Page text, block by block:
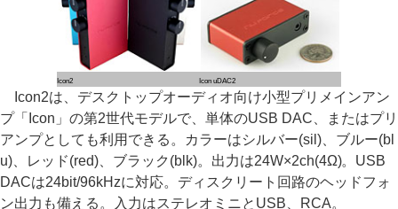
Icon2 Icon uDAC2
Icon2は、デスクトップオーディオ向け小型プリメインアン
プ「Icon」の第2世代モデルで、単体のUSB DAC、またはプリ
アンプとしても利用できる。カラーはシルバー(sil)、ブルー(bl
u)、レッド(red)、ブラック(blk)。出力は24W×2ch(4Ω)。USB
DACは24bit/96kHzに対応。ディスクリート回路のヘッドフォ
ン出力も備える。入力はステレオミニとUSB、RCA。